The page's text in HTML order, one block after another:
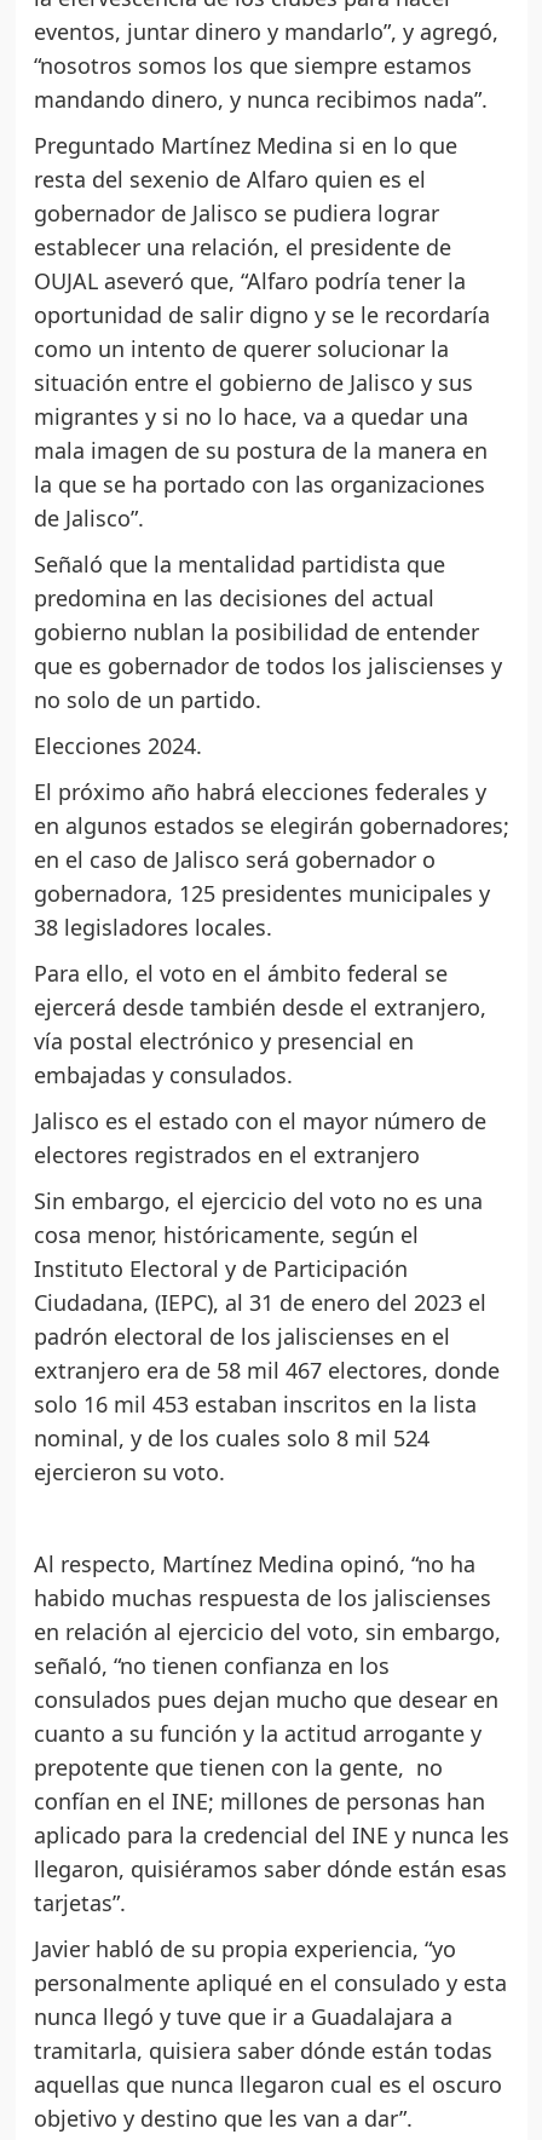
eventos, juntar dinero y mandarlo”, y agregó,
“nosotros somos los que siempre estamos
mandando dinero, y nunca recibimos nada”.
Preguntado Martínez Medina si en lo que
resta del sexenio de Alfaro quien es el
gobernador de Jalisco se pudiera lograr
establecer una relación, el presidente de
OUJAL aseveró que, “Alfaro podría tener la
oportunidad de salir digno y se le recordaría
como un intento de querer solucionar la
situación entre el gobierno de Jalisco y sus
migrantes y si no lo hace, va a quedar una
mala imagen de su postura de la manera en
la que se ha portado con las organizaciones
de Jalisco”.
Señaló que la mentalidad partidista que
predomina en las decisiones del actual
gobierno nublan la posibilidad de entender
que es gobernador de todos los jaliscienses y
no solo de un partido.
Elecciones 2024.
El próximo año habrá elecciones federales y
en algunos estados se elegirán gobernadores;
en el caso de Jalisco será gobernador o
gobernadora, 125 presidentes municipales y
38 legisladores locales.
Para ello, el voto en el ámbito federal se
ejercerá desde también desde el extranjero,
vía postal electrónico y presencial en
embajadas y consulados.
Jalisco es el estado con el mayor número de
electores registrados en el extranjero
Sin embargo, el ejercicio del voto no es una
cosa menor, históricamente, según el
Instituto Electoral y de Participación
Ciudadana, (IEPC), al 31 de enero del 2023 el
padrón electoral de los jaliscienses en el
extranjero era de 58 mil 467 electores, donde
solo 16 mil 453 estaban inscritos en la lista
nominal, y de los cuales solo 8 mil 524
ejercieron su voto.
Al respecto, Martínez Medina opinó, “no ha
habido muchas respuesta de los jaliscienses
en relación al ejercicio del voto, sin embargo,
señaló, “no tienen confianza en los
consulados pues dejan mucho que desear en
cuanto a su función y la actitud arrogante y
prepotente que tienen con la gente, no
confían en el INE; millones de personas han
aplicado para la credencial del INE y nunca les
llegaron, quisiéramos saber dónde están esas
tarjetas”.
Javier habló de su propia experiencia, “yo
personalmente apliqué en el consulado y esta
nunca llegó y tuve que ir a Guadalajara a
tramitarla, quisiera saber dónde están todas
aquellas que nunca llegaron cual es el oscuro
objetivo y destino que les van a dar”.